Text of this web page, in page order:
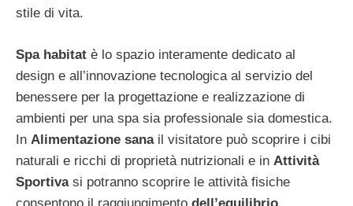
stile di vita.
Spa habitat è lo spazio interamente dedicato al
design e all’innovazione tecnologica al servizio del
benessere per la progettazione e realizzazione di
ambienti per una spa sia professionale sia domestica.
In Alimentazione sana il visitatore può scoprire i cibi
naturali e ricchi di proprietà nutrizionali e in Attività
Sportivasi potranno scoprire le attività fisiche
consentono il raggiungimento dell’equilibrio